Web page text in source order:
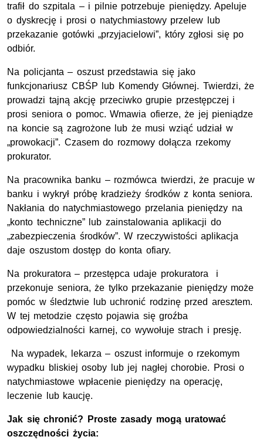
trafił do szpitala – i pilnie potrzebuje pieniędzy. Apeluje
o dyskrecję i prosi o natychmiastowy przelew lub
przekazanie gotówki „przyjacielowi”, który zgłosi się po
odbiór.
Na policjanta – oszust przedstawia się jako
funkcjonariusz CBŚP lub Komendy Głównej. Twierdzi, że
prowadzi tajną akcję przeciwko grupie przestępczej i
prosi seniora o pomoc. Wmawia ofierze, że jej pieniądze
na koncie są zagrożone lub że musi wziąć udział w
„prowokacji”. Czasem do rozmowy dołącza rzekomy
prokurator.
Na pracownika banku – rozmówca twierdzi, że pracuje w
banku i wykrył próbę kradzieży środków z konta seniora.
Nakłania do natychmiastowego przelania pieniędzy na
„konto techniczne” lub zainstalowania aplikacji do
„zabezpieczenia środków”. W rzeczywistości aplikacja
daje oszustom dostęp do konta ofiary.
Na prokuratora – przestępca udaje prokuratora i
przekonuje seniora, że tylko przekazanie pieniędzy może
pomóc w śledztwie lub uchronić rodzinę przed aresztem.
W tej metodzie często pojawia się groźba
odpowiedzialności karnej, co wywołuje strach i presję.
Na wypadek, lekarza – oszust informuje o rzekomym
wypadku bliskiej osoby lub jej nagłej chorobie. Prosi o
natychmiastowe wpłacenie pieniędzy na operację,
leczenie lub kaucję.
Jak się chronić? Proste zasady mogą uratować
oszczędności życia: